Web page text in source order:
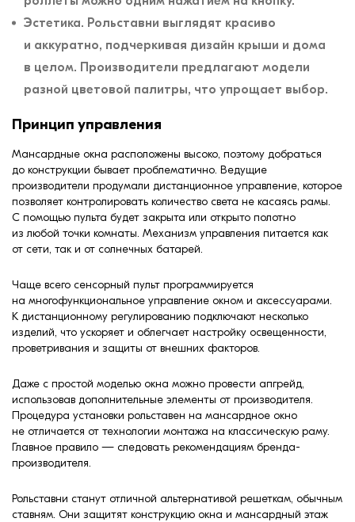
Эстетика. Рольставни выглядят красиво
и аккуратно, подчеркивая дизайн крыши и дома
в целом. Производители предлагают модели
разной цветовой палитры, что упрощает выбор.
Принцип управления
Мансардные окна расположены высоко, поэтому добраться
до конструкции бывает проблематично. Ведущие
производители продумали дистанционное управление, которое
позволяет контролировать количество света не касаясь рамы.
С помощью пульта будет закрыта или открыто полотно
из любой точки комнаты. Механизм управления питается как
от сети, так и от солнечных батарей.
Чаще всего сенсорный пульт программируется
на многофункциональное управление окном и аксессуарами.
К дистанционному регулированию подключают несколько
изделий, что ускоряет и облегчает настройку освещенности,
проветривания и защиты от внешних факторов.
Даже с простой моделью окна можно провести апгрейд,
использовав дополнительные элементы от производителя.
Процедура установки рольставен на мансардное окно
не отличается от технологии монтажа на классическую раму.
Главное правило — следовать рекомендациям бренда-
производителя.
Рольставни станут отличной альтернативой решеткам, обычным
ставням. Они защитят конструкцию окна и мансардный этаж